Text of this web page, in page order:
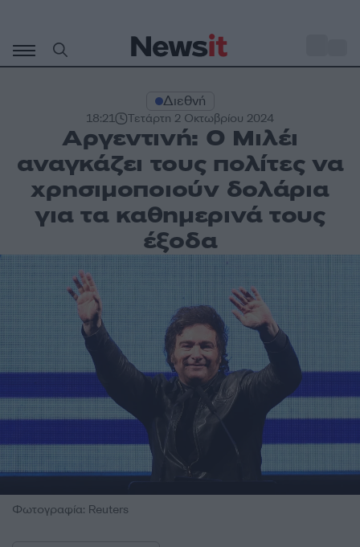
περιεχόμενο
Διεθνή
18:21 Τετάρτη 2 Οκτωβρίου 2024
Αργεντινή: Ο Μιλέι
αναγκάζει τους πολίτες να
χρησιμοποιούν δολάρια
για τα καθημερινά τους
έξοδα
Φωτογραφία: Reuters